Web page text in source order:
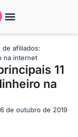
de afiliados:
na internet
11
na
de outubro de 2019